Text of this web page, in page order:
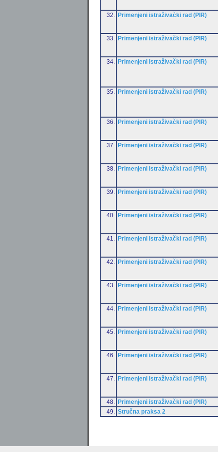
32. Primenjeni istraživački rad (PIR)
33. Primenjeni istraživački rad (PIR)
34. Primenjeni istraživački rad (PIR)
35. Primenjeni istraživački rad (PIR)
36. Primenjeni istraživački rad (PIR)
37. Primenjeni istraživački rad (PIR)
38. Primenjeni istraživački rad (PIR)
39. Primenjeni istraživački rad (PIR)
40. Primenjeni istraživački rad (PIR)
41. Primenjeni istraživački rad (PIR)
42. Primenjeni istraživački rad (PIR)
43. Primenjeni istraživački rad (PIR)
44. Primenjeni istraživački rad (PIR)
45. Primenjeni istraživački rad (PIR)
46. Primenjeni istraživački rad (PIR)
47. Primenjeni istraživački rad (PIR)
48.
Primenjeni istraživački rad (PIR)
49.
Stručna praksa 2